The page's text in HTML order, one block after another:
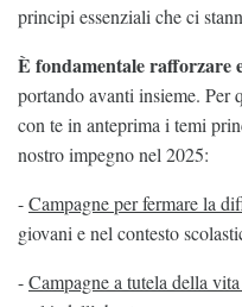
principi essenziali che ci
È fondamentale rafforzare
portando avanti insieme. Per
con te in anteprima i temi
nostro impegno nel 2025:
-Campagne per fermare la
giovani e nel contesto
-Campagne a tutela della